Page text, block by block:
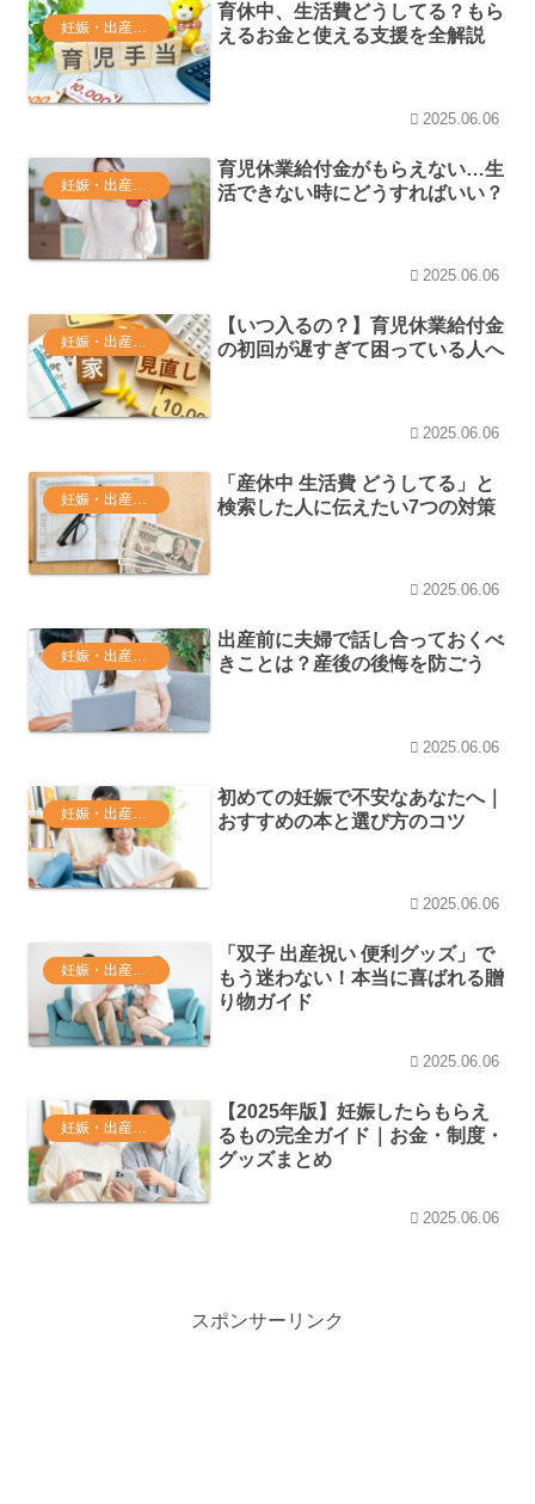
妊娠・出産・育休関連
育休中、生活費どうしてる？もら
えるお金と使える支援を全解説
2025.06.06
育児休業給付金がもらえない…生
活できない時にどうすればいい？
2025.06.06
妊娠・出産・育休関連
【いつ入るの？】育児休業給付金
の初回が遅すぎて困っている人へ
2025.06.06
「産休中 生活費 どうしてる」と
検索した人に伝えたい7つの対策
2025.06.06
妊娠・出産・育休関連
出産前に夫婦で話し合っておくべ
きことは？産後の後悔を防ごう
2025.06.06
初めての妊娠で不安なあなたへ｜
おすすめの本と選び方のコツ
2025.06.06
妊娠・出産・育休関連
「双子 出産祝い 便利グッズ」で
もう迷わない！本当に喜ばれる贈
り物ガイド
2025.06.06
【2025年版】妊娠したらもらえ
るもの完全ガイド｜お金・制度・
グッズまとめ
2025.06.06
スポンサーリンク